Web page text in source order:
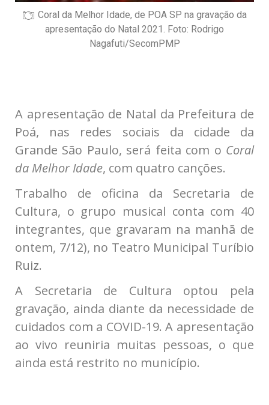
Coral da Melhor Idade, de POA SP na gravação da
apresentação do Natal 2021. Foto: Rodrigo
Nagafuti/SecomPMP
A apresentação de Natal da Prefeitura de
Poá, nas redes sociais da cidade da
Grande São Paulo, será feita com o Coral
da Melhor Idade, com quatro canções.
Trabalho de oficina da Secretaria de
Cultura, o grupo musical conta com 40
integrantes, que gravaram na manhã de
ontem, 7/12), no Teatro Municipal Turíbio
Ruiz.
A Secretaria de Cultura optou pela
gravação, ainda diante da necessidade de
cuidados com a COVID-19. A apresentação
ao vivo reuniria muitas pessoas, o que
ainda está restrito no município.